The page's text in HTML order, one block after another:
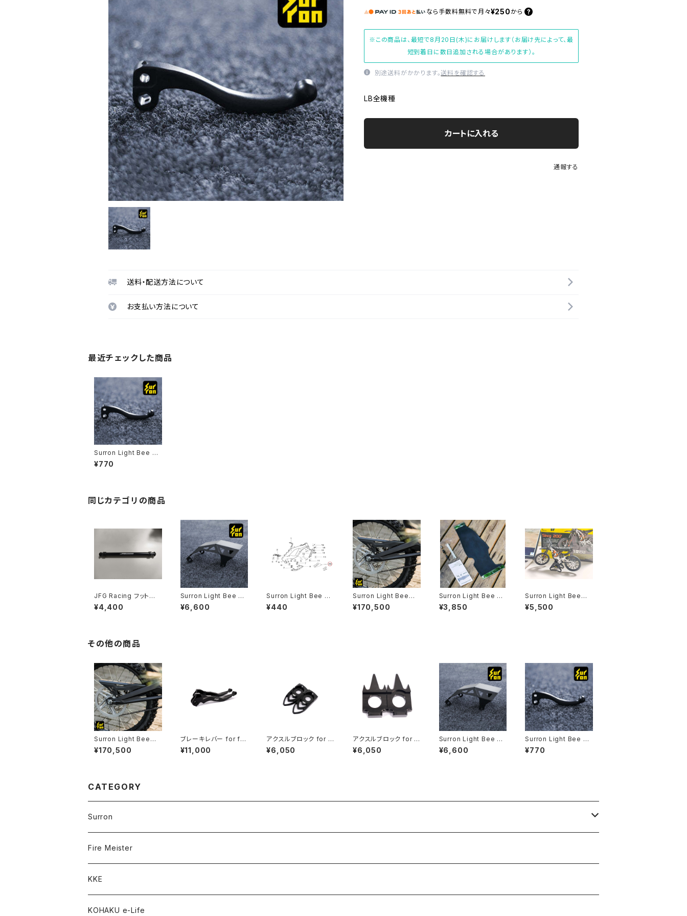
なら 手数料無料で 月々¥250 から
※この商品は、最短で8月20日(木)にお届けします（お届け先によって、最
短到着日に数日追加される場合があります）。
別途送料がかかります。送料を確認する
LB全機種
カートに入れる
通報する
送料・配送方法について
お支払い方法について
最近チェックした商品
Surron Light Bee ブ
レーキレバー
¥770
同じカテゴリの商品
JFG Racing フットペ
グスタビライザー
¥4,400
Surron Light Bee ス
キッドプレート
¥6,600
Surron Light Bee モ
ータープロテクションブ
ロック
¥440
Surron Light Bee用
【GATES】 Secondary
Belt Drive Kit
¥170,500
Surron Light Bee マ
ッドフリップ
¥3,850
Surron Light Bee
1/12 プラモデル
¥5,500
その他の商品
Surron Light Bee用
【GATES】 Secondary
Belt Drive Kit
¥170,500
ブレーキレバー for fit
Ultra Bee
¥11,000
アクスルブロック for fi
t Light Bee
¥6,050
アクスルブロック for fi
t Ultra Bee
¥6,050
Surron Light Bee ス
キッドプレート
¥6,600
Surron Light Bee ブ
レーキレバー
¥770
CATEGORY
Surron
Light Bee
オプションパーツ
純正パーツ
Ultra Bee
純正パーツ
GOODS
Fire Meister
KKE
KOHAKU e-Life